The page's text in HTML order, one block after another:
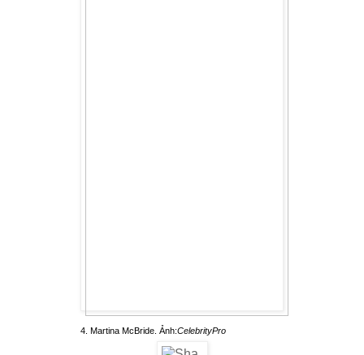
4. Martina McBride. Ảnh:CelebrityPro